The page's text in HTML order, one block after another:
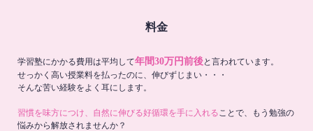
料金
学習塾にかかる費用は平均して年間30万円前後と言われています。
せっかく高い授業料を払ったのに、伸びずじまい・・・
そんな苦い経験をよく耳にします。
習慣を味方につけ、自然に伸びる好循環を手に入れる ことで、もう勉強の
悩みから解放されませんか？